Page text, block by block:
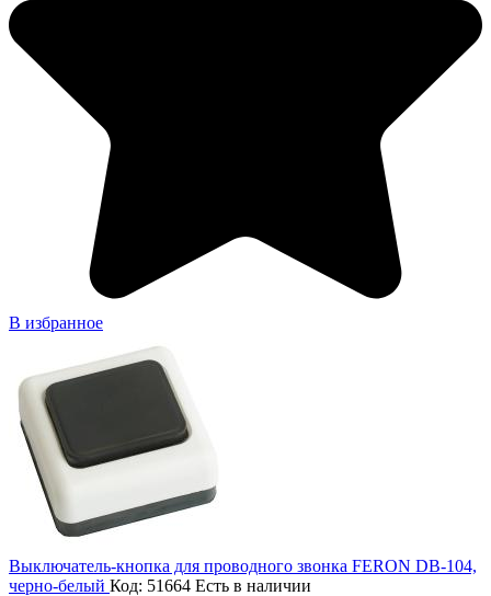
В избранное
Выключатель-кнопка для проводного звонка FERON DB-104,
черно-белый Код: 51664 Есть в наличии